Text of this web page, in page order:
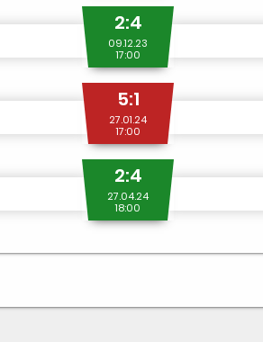
2:4
09.12.23
17:00
5:1
27.01.24
17:00
2:4
27.04.24
18:00